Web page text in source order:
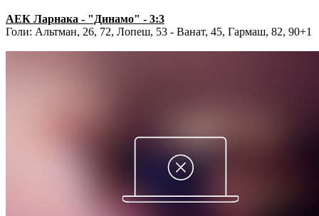
АЕК Ларнака - "Динамо" - 3:3
Голи: Альтман, 26, 72, Лопеш, 53 - Ванат, 45, Гармаш, 82, 90+1